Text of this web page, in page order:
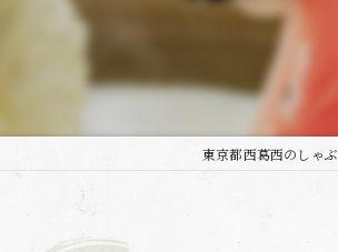
東京都西葛西のしゃ